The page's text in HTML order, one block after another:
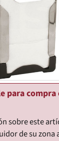
para compra
sobre este
de su zona